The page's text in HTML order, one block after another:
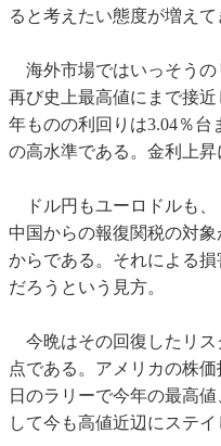
ると考えたい態度が増えて
海外市場ではいっそうの
再び史上最高値にまで接
年ものの利回りは3.04％
の高水準である。金利上昇
ドル円もユーロドルも、
中国からの報復関税の対
からである。それによる
だろうという見方。
今晩はその回復したリス
点である。アメリカの株
日のラリーで今年の最高
して今も高値近辺にステイ